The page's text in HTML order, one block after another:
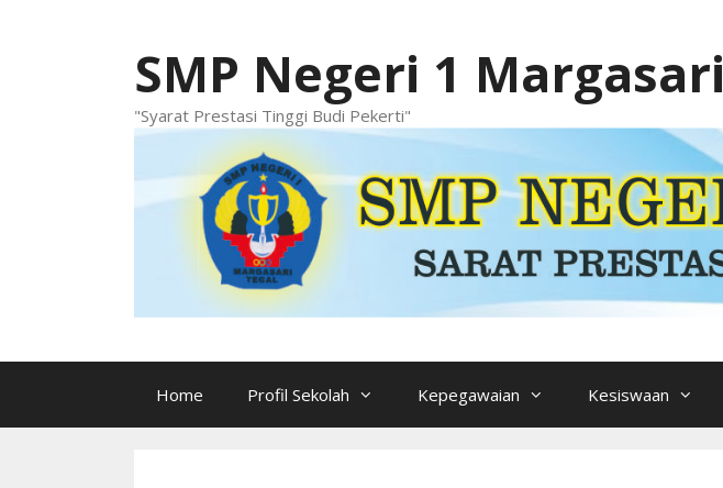
SMP Negeri 1 Margasari
"Syarat Prestasi Tinggi Budi Pekerti"
Home Profil Sekolah Kepegawaian Kesiswaan